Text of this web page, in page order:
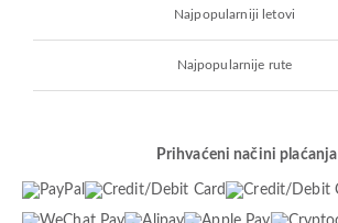
Najpopularniji letovi
Najpopularnije rute
Prihvaćeni načini plaćanja